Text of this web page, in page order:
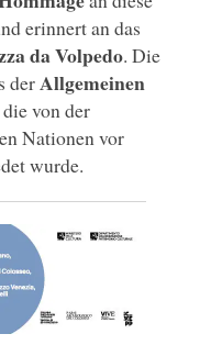
erinnert an das
da Volpedo. Die
derAllgemeinen
von der
Nationen vor
wurde.